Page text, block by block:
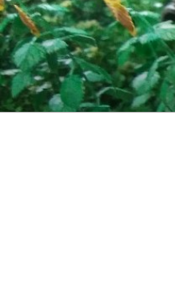
コ
ン
テ
ン
ツ
へ